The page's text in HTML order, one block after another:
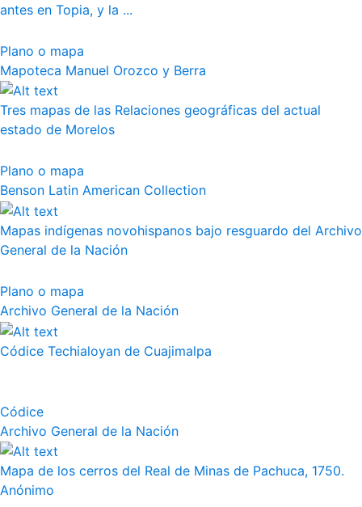
antes en Topia, y la ...
Plano o mapa
Mapoteca Manuel Orozco y Berra
Tres mapas de las Relaciones geográficas del actual
estado de Morelos
Plano o mapa
Benson Latin American Collection
Mapas indígenas novohispanos bajo resguardo del Archivo
General de la Nación
Plano o mapa
Archivo General de la Nación
Códice Techialoyan de Cuajimalpa
Códice
Archivo General de la Nación
Mapa de los cerros del Real de Minas de Pachuca, 1750.
Anónimo